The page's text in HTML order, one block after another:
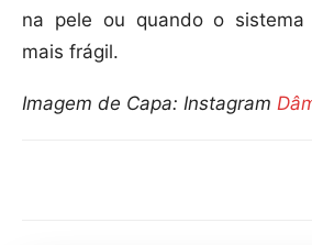
na pele ou quando o sistema
mais frágil.
Imagem de Capa: Instagram